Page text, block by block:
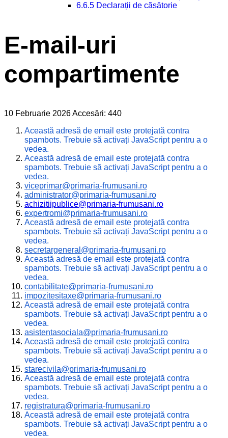
6.6.5 Declarații de căsătorie
E-mail-uri
compartimente
10 Februarie 2026Accesări: 440
Această adresă de email este protejată contra
spambots. Trebuie să activați JavaScript pentru a o
vedea.
Această adresă de email este protejată contra
spambots. Trebuie să activați JavaScript pentru a o
vedea.
viceprimar@primaria-frumusani.ro
administrator@primaria-frumusani.ro
achizitiipublice@primaria-frumusani.ro
expertromi@primaria-frumusani.ro
Această adresă de email este protejată contra
spambots. Trebuie să activați JavaScript pentru a o
vedea.
secretargeneral@primaria-frumusani.ro
Această adresă de email este protejată contra
spambots. Trebuie să activați JavaScript pentru a o
vedea.
contabilitate@primaria-frumusani.ro
impozitesitaxe@primaria-frumusani.ro
Această adresă de email este protejată contra
spambots. Trebuie să activați JavaScript pentru a o
vedea.
asistentasociala@primaria-frumusani.ro
Această adresă de email este protejată contra
spambots. Trebuie să activați JavaScript pentru a o
vedea.
starecivila@primaria-frumusani.ro
Această adresă de email este protejată contra
spambots. Trebuie să activați JavaScript pentru a o
vedea.
registratura@primaria-frumusani.ro
Această adresă de email este protejată contra
spambots. Trebuie să activați JavaScript pentru a o
vedea.